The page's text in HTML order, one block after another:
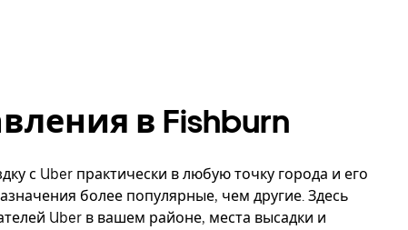
в Fishburn
с Uber практически в любую точку города и его
более популярные, чем другие. Здесь
Uber в вашем районе, места высадки и